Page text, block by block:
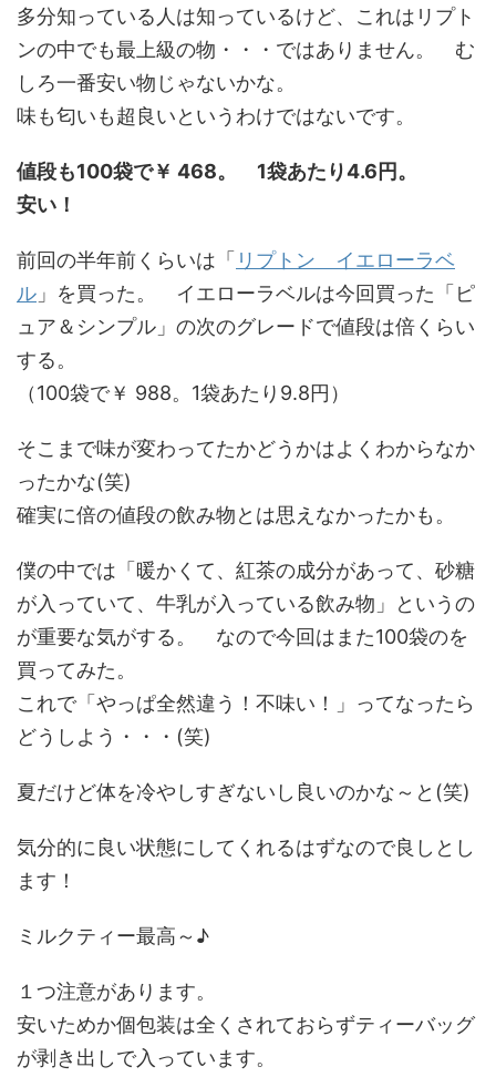
多分知っている人は知っているけど、これはリプト
ンの中でも最上級の物・・・ではありません。 む
しろ一番安い物じゃないかな。
味も匂いも超良いというわけではないです。
値段も100袋で￥ 468。 1袋あたり4.6円。
安い！
前回の半年前くらいは「 リプトン イエローラベ
ル 」を買った。 イエローラベルは今回買った「ピ
ュア＆シンプル」の次のグレードで値段は倍くらい
する。
（100袋で￥ 988。1袋あたり9.8円）
そこまで味が変わってたかどうかはよくわからなか
ったかな(笑)
確実に倍の値段の飲み物とは思えなかったかも。
僕の中では「暖かくて、紅茶の成分があって、砂糖
が入っていて、牛乳が入っている飲み物」というの
が重要な気がする。 なので今回はまた100袋のを
買ってみた。
これで「やっぱ全然違う！不味い！」ってなったら
どうしよう・・・(笑)
夏だけど体を冷やしすぎないし良いのかな～と(笑)
気分的に良い状態にしてくれるはずなので良しとし
ます！
ミルクティー最高～♪
１つ注意があります。
安いためか個包装は全くされておらずティーバッグ
が剥き出しで入っています。